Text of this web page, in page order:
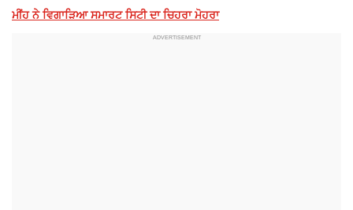
ਮੀਂਹ ਨੇ ਵਿਗਾੜਿਆ ਸਮਾਰਟ ਸਿਟੀ ਦਾ ਚਿਹਰਾ ਮੋਹਰਾ